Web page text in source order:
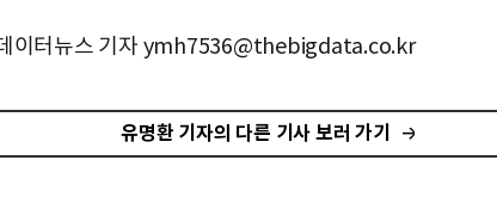
이터뉴스 기자 ymh7536@thebigdata.co.kr
유명환 기자의 다른 기사 보러 가기